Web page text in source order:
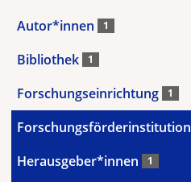
Autor*innen 1
Bibliothek 1
Forschungseinrichtung 1
Forschungsförderinstitution
Herausgeber*innen 1